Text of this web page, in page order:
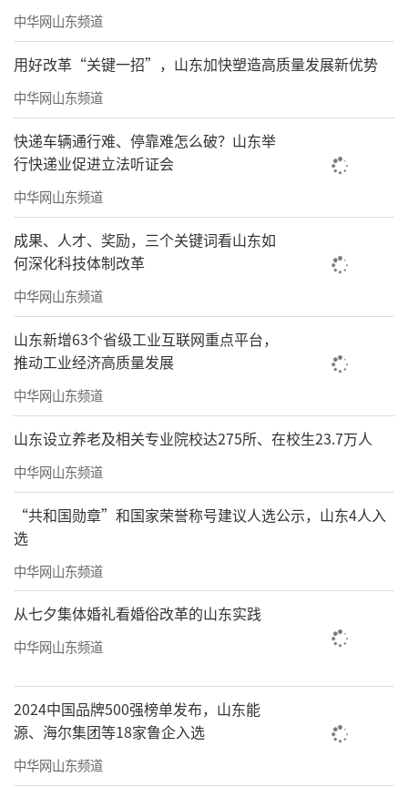
中华网山东频道
用好改革“关键一招”，山东加快塑造高质量发展新优势
中华网山东频道
快递车辆通行难、停靠难怎么破？山东举
行快递业促进立法听证会
中华网山东频道
成果、人才、奖励，三个关键词看山东如
何深化科技体制改革
中华网山东频道
山东新增63个省级工业互联网重点平台，
推动工业经济高质量发展
中华网山东频道
山东设立养老及相关专业院校达275所、在校生23.7万人
中华网山东频道
“共和国勋章”和国家荣誉称号建议人选公示，山东4人入
选
中华网山东频道
从七夕集体婚礼看婚俗改革的山东实践
中华网山东频道
2024中国品牌500强榜单发布，山东能
源、海尔集团等18家鲁企入选
中华网山东频道